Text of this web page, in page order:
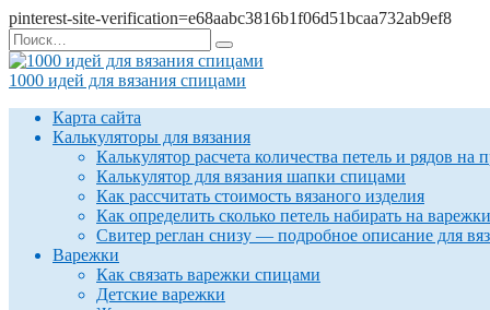
pinterest-site-verification=e68aabc3816b1f06d51bcaa732ab9ef8
Перейти
к
содержанию
Search
for:
1000 идей для вязания спицами
Карта сайта
Калькуляторы для вязания
Калькулятор расчета количества петель и рядов на
Калькулятор для вязания шапки спицами
Как рассчитать стоимость вязаного изделия
Как определить сколько петель набирать на
Свитер реглан снизу — подробное описание для
Варежки
Как связать варежки спицами
Детские варежки